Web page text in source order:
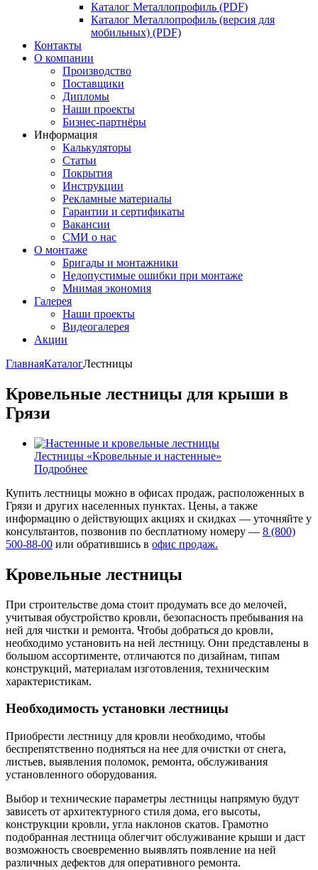
Каталог Металлопрофиль (PDF)
Каталог Металлопрофиль (версия для
мобильных) (PDF)
Контакты
О компании
Производство
Поставщики
Дипломы
Наши проекты
Бизнес-партнёры
Информация
Калькуляторы
Статьи
Покрытия
Инструкции
Рекламные материалы
Гарантии и сертификаты
Вакансии
СМИ о нас
О монтаже
Бригады и монтажники
Недопустимые ошибки при монтаже
Мнимая экономия
Галерея
Наши проекты
Видеогалерея
Акции
ГлавнаяКаталогЛестницы
Кровельные лестницы для крыши в
Грязи
Лестницы «Кровельные и настенные»
Подробнее
Купить лестницы можно в офисах продаж, расположенных в
Грязи и других населенных пунктах. Цены, а также
информацию о действующих акциях и скидках — уточняйте у
консультантов, позвонив по бесплатному номеру — 8 (800)
500-88-00 или обратившись в офис продаж.
Кровельные лестницы
При строительстве дома стоит продумать все до мелочей,
учитывая обустройство кровли, безопасность пребывания на
ней для чистки и ремонта. Чтобы добраться до кровли,
необходимо установить на ней лестницу. Они представлены в
большом ассортименте, отличаются по дизайнам, типам
конструкций, материалам изготовления, техническим
характеристикам.
Необходимость установки лестницы
Приобрести лестницу для кровли необходимо, чтобы
беспрепятственно подняться на нее для очистки от снега,
листьев, выявления поломок, ремонта, обслуживания
установленного оборудования.
Выбор и технические параметры лестницы напрямую будут
зависеть от архитектурного стиля дома, его высоты,
конструкции кровли, угла наклонов скатов. Грамотно
подобранная лестница облегчит обслуживание крыши и даст
возможность своевременно выявлять появление на ней
различных дефектов для оперативного ремонта.